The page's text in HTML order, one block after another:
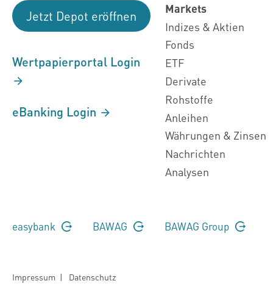
Jetzt Depot eröffnen
Wertpapierportal Login
eBanking Login
Markets
Indizes & Aktien
Fonds
ETF
Derivate
Rohstoffe
Anleihen
Währungen & Zinsen
Nachrichten
Analysen
easybank BAWAG BAWAG Group
Impressum | Datenschutz